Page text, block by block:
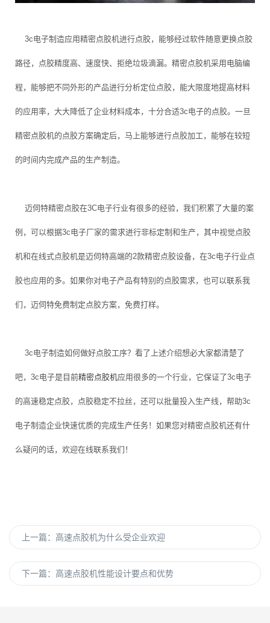
3c电子制造应用精密点胶机进行点胶，能够经过软件随意更换点胶
路径，点胶精度高、速度快、拒绝垃圾滴漏。精密点胶机采用电脑编
程，能够把不同外形的产品进行分析定位点胶，能大限度地提高材料
的应用率，大大降低了企业材料成本，十分合适3c电子的点胶。一旦
精密点胶机的点胶方案确定后，马上能够进行点胶加工，能够在较短
的时间内完成产品的生产制造。
迈伺特精密点胶在3C电子行业有很多的经验，我们积累了大量的案
例，可以根据3c电子厂家的需求进行非标定制和生产，其中视觉点胶
机和在线式点胶机是迈伺特高端的2款精密点胶设备，在3c电子行业点
胶也应用的多。如果你对电子产品有特别的点胶需求，也可以联系我
们，迈伺特免费制定点胶方案，免费打样。
3c电子制造如何做好点胶工序？看了上述介绍想必大家都清楚了
吧，3c电子是目前精密点胶机应用很多的一个行业，它保证了3c电子
的高速稳定点胶，点胶稳定不拉丝，还可以批量投入生产线，帮助3c
电子制造企业快速优质的完成生产任务！如果您对精密点胶机还有什
么疑问的话，欢迎在线联系我们！
上一篇： 高速点胶机为什么受企业欢迎
下一篇： 高速点胶机性能设计要点和优势